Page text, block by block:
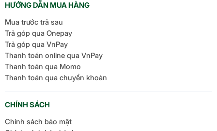
Tương thích đa dạng thiết
bị sử dụng cổng Type-C
Cáp sạc Type C to C Baseus Glimmer 100W (1m)
tương thích với nhiều thiết bị sử dụng cổng Type-C
như MacBook, Dell XPS, iPad Pro, Samsung Galaxy,
và nhiều dòng smartphone, tablet khác. Điều này,
cho phép bạn dễ dàng sử dụng cáp sạc Baseus
phải mua quá nhiều loại cáp.
HƯỚNG DẪN MUA HÀNG
Mua trước trả sau
Trả góp qua Onepay
Trả góp qua VnPay
Thanh toán online qua VnPay
Thanh toán qua Momo
Thanh toán qua chuyển khoản
CHÍNH SÁCH
Chính sách bảo mật